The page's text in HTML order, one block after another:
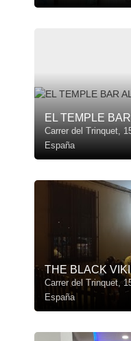
EL TEMPLE
Carrer del Trinquet,
España
THE BLACK
Carrer del Trinquet,
España